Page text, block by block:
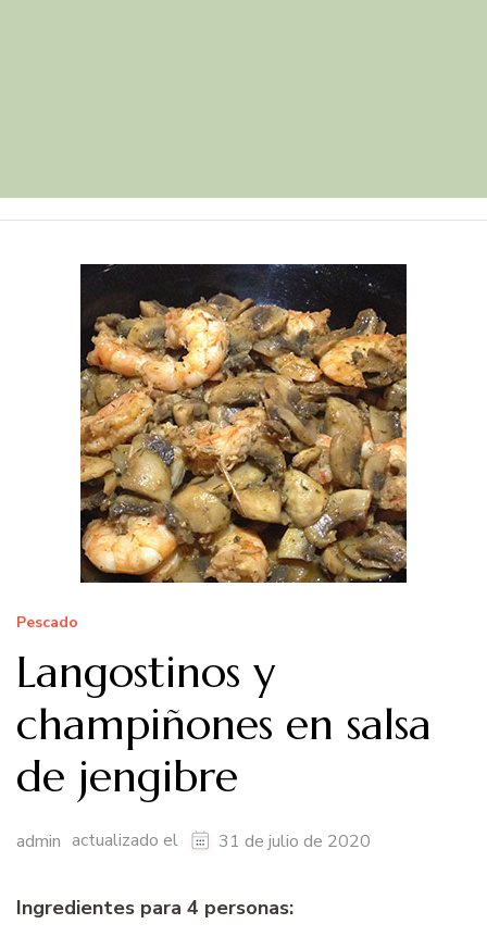
Pescado
Langostinos y
champiñones en salsa
de jengibre
admin actualizado el 31 de julio de 2020
Ingredientes para 4 personas: